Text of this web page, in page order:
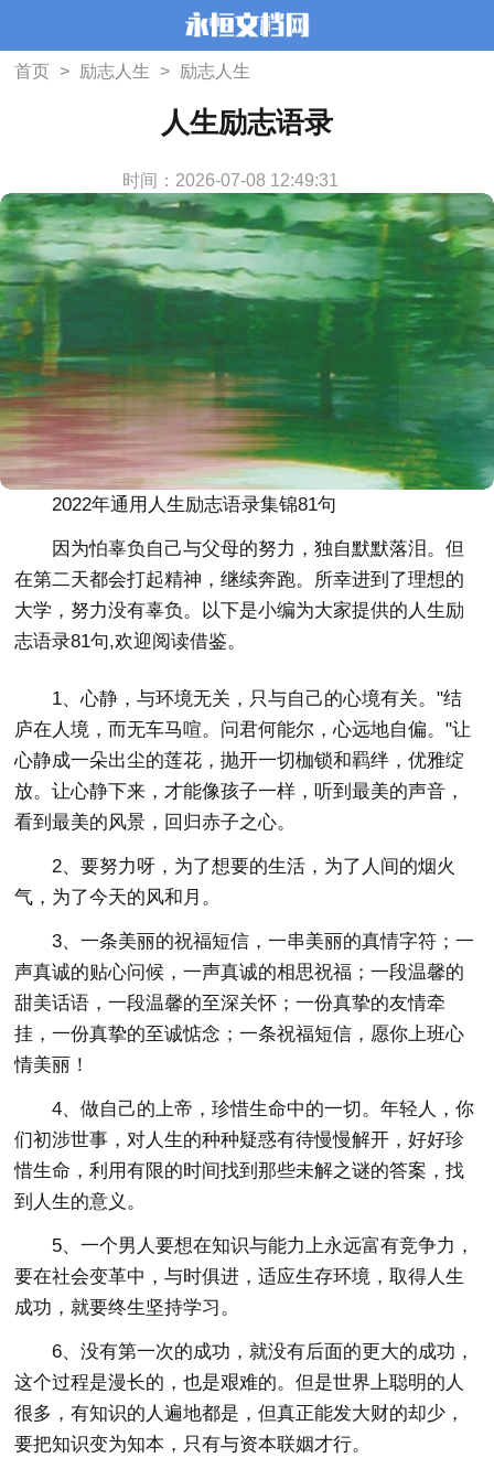
首页 > 励志人生 > 励志人生
人生励志语录
时间：2026-07-08 12:49:31
2022年通用人生励志语录集锦81句
因为怕辜负自己与父母的努力，独自默默落泪。但
在第二天都会打起精神，继续奔跑。所幸进到了理想的
大学，努力没有辜负。以下是小编为大家提供的人生励
志语录81句,欢迎阅读借鉴。
1、心静，与环境无关，只与自己的心境有关。"结
庐在人境，而无车马喧。问君何能尔，心远地自偏。"让
心静成一朵出尘的莲花，抛开一切枷锁和羁绊，优雅绽
放。让心静下来，才能像孩子一样，听到最美的声音，
看到最美的风景，回归赤子之心。
2、要努力呀，为了想要的生活，为了人间的烟火
气，为了今天的风和月。
3、一条美丽的祝福短信，一串美丽的真情字符；一
声真诚的贴心问候，一声真诚的相思祝福；一段温馨的
甜美话语，一段温馨的至深关怀；一份真挚的友情牵
挂，一份真挚的至诚惦念；一条祝福短信，愿你上班心
情美丽！
4、做自己的上帝，珍惜生命中的一切。年轻人，你
们初涉世事，对人生的种种疑惑有待慢慢解开，好好珍
惜生命，利用有限的时间找到那些未解之谜的答案，找
到人生的意义。
5、一个男人要想在知识与能力上永远富有竞争力，
要在社会变革中，与时俱进，适应生存环境，取得人生
成功，就要终生坚持学习。
6、没有第一次的成功，就没有后面的更大的成功，
这个过程是漫长的，也是艰难的。但是世界上聪明的人
很多，有知识的人遍地都是，但真正能发大财的却少，
要把知识变为知本，只有与资本联姻才行。